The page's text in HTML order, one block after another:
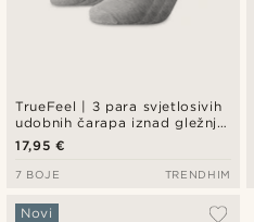
TrueFeel | 3 para svjetlosivih
udobnih čarapa iznad gležnja
od bambusa
17,95 €
7 BOJE TRENDHIM
Novi